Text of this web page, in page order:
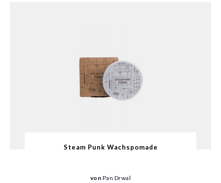
Steam Punk Wachspomade
von Pan Drwal